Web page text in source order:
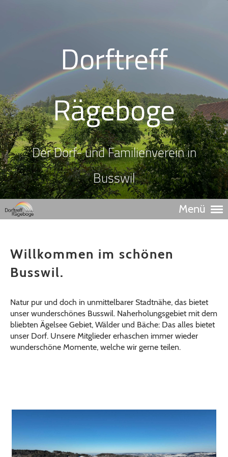
Dorftreff
Rägeboge
Der Dorf- und Familienverein in
Busswil
Menü
Willkommen im schönen
Busswil.
Natur pur und doch in unmittelbarer Stadtnähe, das bietet
unser wunderschönes Busswil. Naherholungsgebiet mit dem
bliebten Ägelsee Gebiet, Wälder und Bäche: Das alles bietet
unser Dorf. Unsere Mitglieder erhaschen immer wieder
wunderschöne Momente, welche wir gerne teilen.